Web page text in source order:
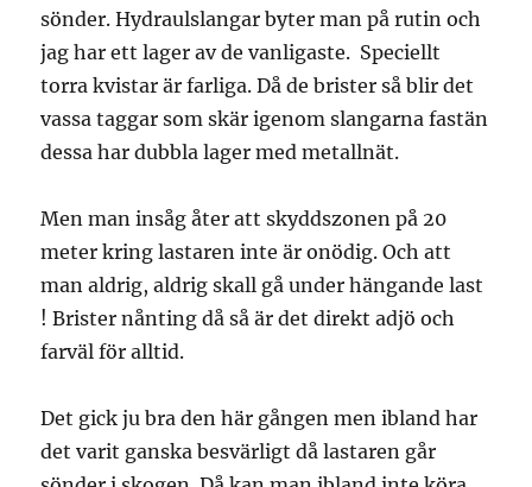
sönder. Hydraulslangar byter man på rutin och
jag har ett lager av de vanligaste. Speciellt
torra kvistar är farliga. Då de brister så blir det
vassa taggar som skär igenom slangarna fastän
dessa har dubbla lager med metallnät.
Men man insåg åter att skyddszonen på 20
meter kring lastaren inte är onödig. Och att
man aldrig, aldrig skall gå under hängande last
! Brister nånting då så är det direkt adjö och
farväl för alltid.
Det gick ju bra den här gången men ibland har
det varit ganska besvärligt då lastaren går